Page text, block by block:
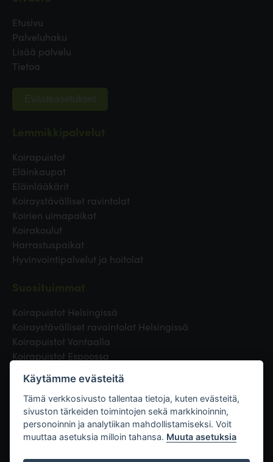
Etusivu
Palveluhaku
Lisää palvelu
Tietoa
Evästeasetukset
Koirapuistot
Eläinkaupat
Eläinlääkärit
Koiraystävälliset ravintolat
Koirien uimapaikat
Koirakoulut
Harrastuspaikat
Hyvinvointipalvelut ja hoitolat
Koirapuistot Helsingissä
Koiraystävälliset ravaintolat Helsingissä
Koirapuistot Vantaalla
Koirapuistot Espoossa
Eläinlääkäri Helsingissä
Koirapuistot Tampereella
Linkit
Käytämme evästeitä
Tämä verkkosivusto tallentaa tietoja, kuten evästeitä,
sivuston tärkeiden toimintojen sekä markkinoinnin,
personoinnin ja analytiikan mahdollistamiseksi. Voit
muuttaa asetuksia milloin tahansa. Muuta asetuksia